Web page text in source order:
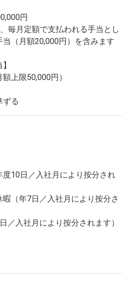
円
毎月定額で支払われる手当とし
当（月額20,000円）を含みます
上限50,000円）
ずる
度10日／入社月により按分され
暇（年7日／入社月により按分さ
／入社月により按分されます）